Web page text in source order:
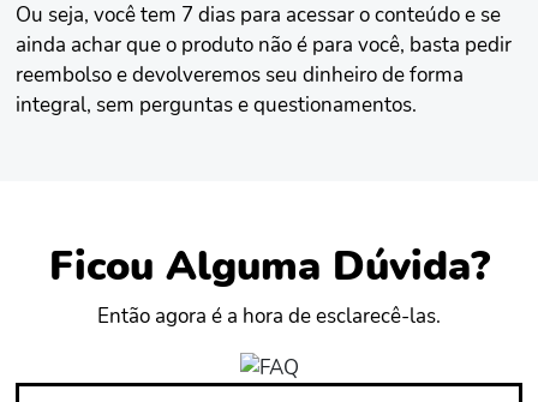
Ou seja, você tem 7 dias para acessar o conteúdo e se
ainda achar que o produto não é para você, basta pedir
reembolso e devolveremos seu dinheiro de forma
integral, sem perguntas e questionamentos.
Ficou Alguma Dúvida?
Então agora é a hora de esclarecê-las.